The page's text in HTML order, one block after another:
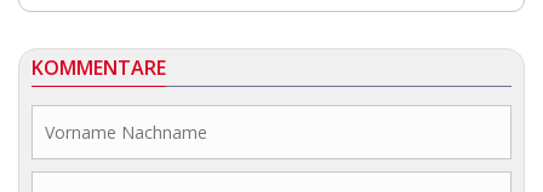
KOMMENTARE